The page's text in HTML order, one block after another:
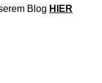
Blog HIER